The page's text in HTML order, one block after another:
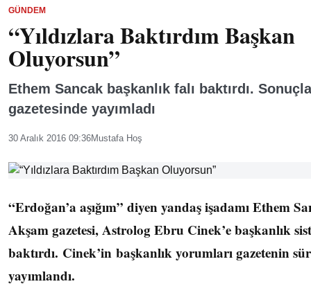
GÜNDEM
“Yıldızlara Baktırdım Başkan
Oluyorsun”
Ethem Sancak başkanlık falı baktırdı.
gazetesinde yayımladı
30 Aralık 2016 09:36Mustafa Hoş
“Erdoğan’a aşığım” diyen yandaş işadamı Ethem
Akşam gazetesi, Astrolog Ebru Cinek’e başkanlık
baktırdı. Cinek’in başkanlık yorumları gazetenin
yayımlandı.